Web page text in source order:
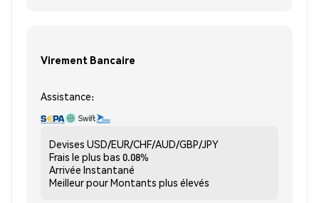
Virement Bancaire
Assistance:
Devises USD/EUR/CHF/AUD/GBP/JPY
Frais le plus bas 0.08%
Arrivée Instantané
Meilleur pourMontants plus élevés